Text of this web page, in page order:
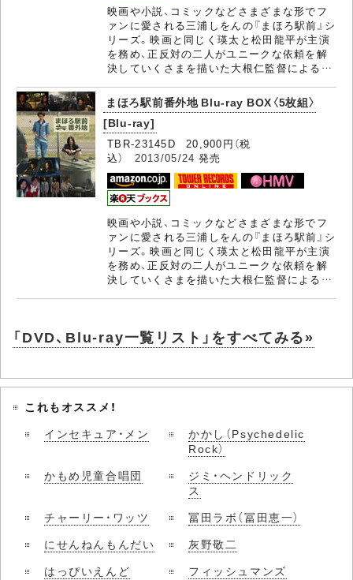
映画や小説、コミックなどさまざまな形でフ
ァンに愛される三浦しをんの『まほろ駅前』シ
リーズ。映画と同じく瑛太と松田龍平が主演
を務め、正反対の二人がユニークな依頼を解
決していくさまを描いた大根仁監督による…
まほろ駅前番外地 Blu-ray BOX〈5枚組〉
[Blu-ray]
TBR-23145D 20,900円（税
込） 2013/05/24 発売
映画や小説、コミックなどさまざまな形でフ
ァンに愛される三浦しをんの『まほろ駅前』シ
リーズ。映画と同じく瑛太と松田龍平が主演
を務め、正反対の二人がユニークな依頼を解
決していくさまを描いた大根仁監督による…
「DVD、Blu-ray一覧リスト」をすべてみる»
これもオススメ！
インセキュア・メン
かかし（Psychedelic
Rock）
かもめ児童合唱団
ジミ・ヘンドリック
ス
チャーリー・ワッツ
冨田ラボ（冨田恵一）
にせんねんもんだい
灰野敬二
はっぴいえんど
フィッシュマンズ